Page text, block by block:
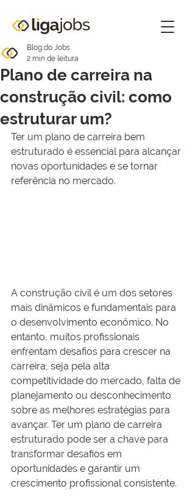
Plano de carreira na
construção civil: como
estruturar um?
Blog do Jobs
2 min de leitura
Ter um plano de carreira bem
estruturado é essencial para alcançar
novas oportunidades e se tornar
referência no mercado.
A construção civil é um dos setores
mais dinâmicos e fundamentais para
o desenvolvimento econômico. No
entanto, muitos profissionais
enfrentam desafios para crescer na
carreira, seja pela alta
competitividade do mercado, falta de
planejamento ou desconhecimento
sobre as melhores estratégias para
avançar. Ter um plano de carreira
estruturado pode ser a chave para
transformar desafios em
oportunidades e garantir um
crescimento profissional consistente.